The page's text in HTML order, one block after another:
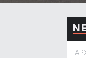
ΑΝΑΖΗΤΗΣΗ